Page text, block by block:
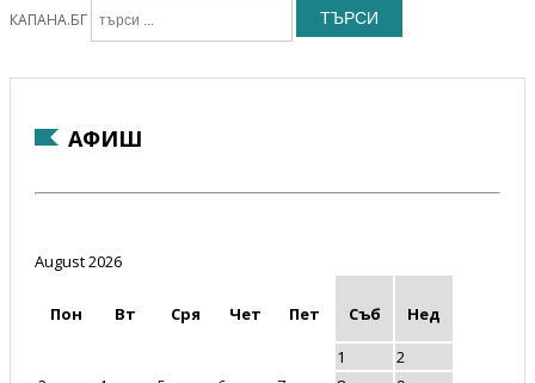
КАПАНА.БГ ТЪРСИ
АФИШ
August 2026
Пон Вт Сря Чет Пет Съб
Нед
1
2